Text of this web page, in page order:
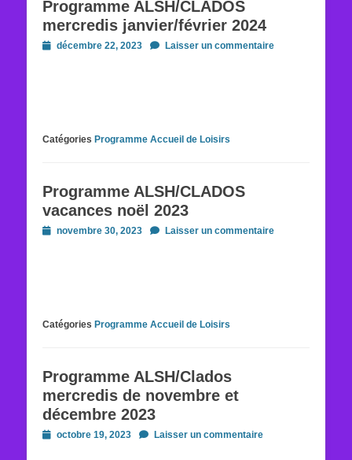
Programme ALSH/CLADOS
mercredis janvier/février 2024
Posteddécembre 22, 2023 Laisser un commentaire
Catégories Programme Accueil de Loisirs
Programme ALSH/CLADOS
vacances noël 2023
Postednovembre 30, 2023 Laisser un commentaire
Catégories Programme Accueil de Loisirs
Programme ALSH/Clados
mercredis de novembre et
décembre 2023
Postedoctobre 19, 2023 Laisser un commentaire